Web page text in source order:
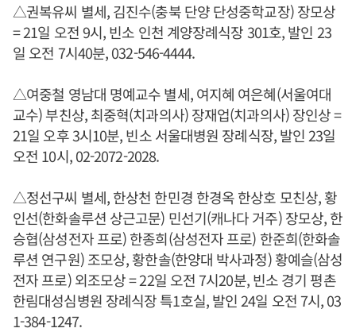
△권복유씨 별세, 김진수(충북 단양 단성중학교장) 장모상
= 21일 오전 9시, 빈소 인천 계양장례식장 301호, 발인 23
일 오전 7시40분, 032-546-4444.
△여중철 영남대 명예교수 별세, 여지혜 여은혜(서울여대
교수) 부친상, 최중혁(치과의사) 장재업(치과의사) 장인상 =
21일 오후 3시10분, 빈소 서울대병원 장례식장, 발인 23일
오전 10시, 02-2072-2028.
△정선구씨 별세, 한상천 한민경 한경옥 한상호 모친상, 황
인선(한화솔루션 상근고문) 민선기(캐나다 거주) 장모상, 한
승협(삼성전자 프로) 한종희(삼성전자 프로) 한준희(한화솔
루션 연구원) 조모상, 황한솔(한양대 박사과정) 황예슬(삼성
전자 프로) 외조모상 = 22일 오전 7시20분, 빈소 경기 평촌
한림대성심병원 장례식장 특1호실, 발인 24일 오전 7시, 03
1-384-1247.